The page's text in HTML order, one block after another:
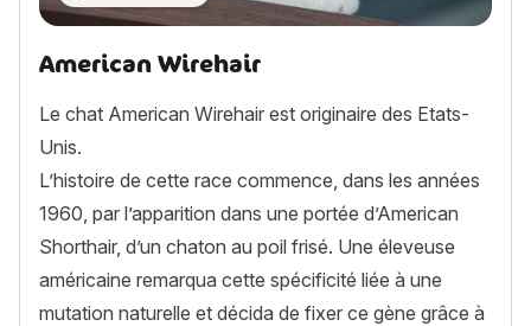
American Wirehair
Le chat American Wirehair est originaire des Etats-
Unis.
L’histoire de cette race commence, dans les années
1960, par l’apparition dans une portée d’American
Shorthair, d’un chaton au poil frisé. Une éleveuse
américaine remarqua cette spécificité liée à une
mutation naturelle et décida de fixer ce gène grâce à